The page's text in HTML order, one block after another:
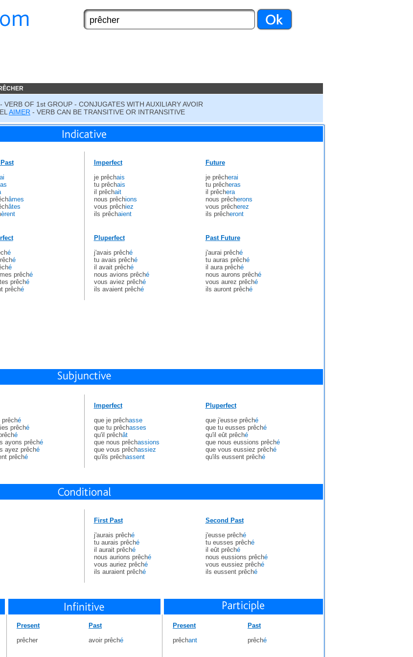
- VERB OF 1st GROUP - CONJUGATES WITH AUXILIARY AVOIR
AIMER - VERB CAN BE TRANSITIVE OR INTRANSITIVE
as
âmes
âtes
èrent
é
é
é
prêché
prêché
prêché
Imperfect
je prêchais
tu prêchais
il prêchait
nous prêchions
vous prêchiez
ils prêchaient
Future
je prêcherai
tu prêcheras
il prêchera
nous prêcherons
vous prêcherez
ils prêcheront
Pluperfect
j'avais prêché
tu avais prêché
il avait prêché
nous avions prêché
vous aviez prêché
ils avaient prêché
Past Future
j'aurai prêché
tu auras prêché
il aura prêché
nous aurons prêché
vous aurez prêché
ils auront prêché
prêché
prêché
é
ayons prêché
ayez prêché
prêché
Imperfect
que je prêchasse
que tu prêchasses
qu'il prêchât
que nous prêchassions
que vous prêchassiez
qu'ils prêchassent
Pluperfect
que j'eusse prêché
que tu eusses prêché
qu'il eût prêché
que nous eussions prêché
que vous eussiez prêché
qu'ils eussent prêché
First Past
j'aurais prêché
tu aurais prêché
il aurait prêché
nous aurions prêché
vous auriez prêché
ils auraient prêché
Second Past
j'eusse prêché
tu eusses prêché
il eût prêché
nous eussions prêché
vous eussiez prêché
ils eussent prêché
Present
prêcher
Past
avoir prêché
Present
prêchant
Past
prêché